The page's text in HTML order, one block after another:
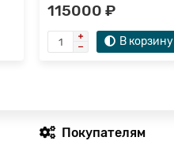
115000 ₽
В корзину
Покупателям